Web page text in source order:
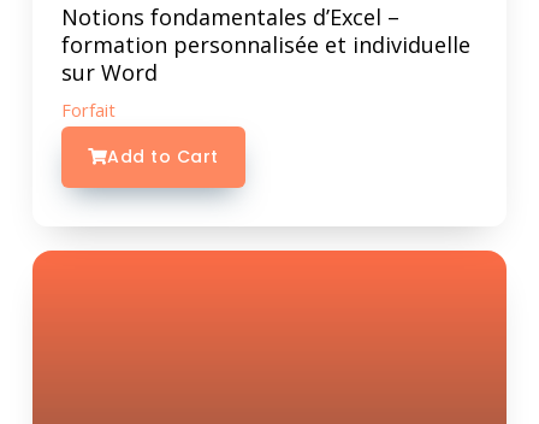
Notions fondamentales d’Excel –
formation personnalisée et individuelle
sur Word
Forfait
Add to Cart